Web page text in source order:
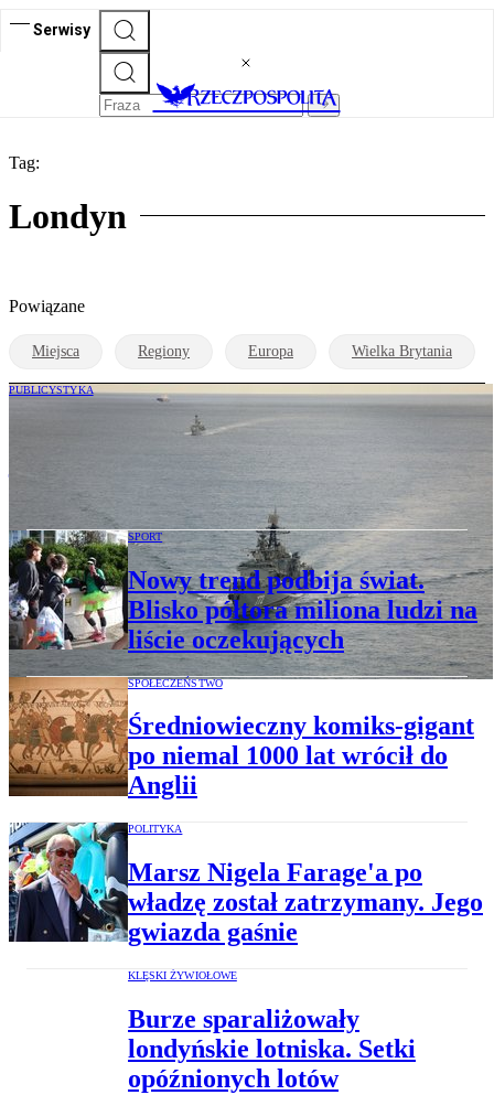
Serwisy
Tag:
Londyn
Powiązane
Miejsca Regiony Europa Wielka Brytania
PUBLICYSTYKA
Marek Kutarba: Chiny pokazały Rosji,
jak bezkarnie strzelać u wybrzeży
Wielkiej Brytanii
SPORT
Nowy trend podbija świat.
Blisko półtora miliona ludzi na
liście oczekujących
SPOŁECZEŃSTWO
Średniowieczny komiks-gigant
po niemal 1000 lat wrócił do
Anglii
POLITYKA
Marsz Nigela Farage'a po
władzę został zatrzymany. Jego
gwiazda gaśnie
KLĘSKI ŻYWIOŁOWE
Burze sparaliżowały
londyńskie lotniska. Setki
opóźnionych lotów